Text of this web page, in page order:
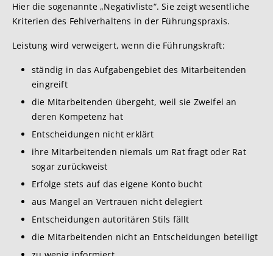
Hier die sogenannte „Negativliste“. Sie zeigt wesentliche
Kriterien des Fehlverhaltens in der Führungspraxis.
Leistung wird verweigert, wenn die Führungskraft:
ständig in das Aufgabengebiet des Mitarbeitenden
eingreift
die Mitarbeitenden übergeht, weil sie Zweifel an
deren Kompetenz hat
Entscheidungen nicht erklärt
ihre Mitarbeitenden niemals um Rat fragt oder Rat
sogar zurückweist
Erfolge stets auf das eigene Konto bucht
aus Mangel an Vertrauen nicht delegiert
Entscheidungen autoritären Stils fällt
die Mitarbeitenden nicht an Entscheidungen beteiligt